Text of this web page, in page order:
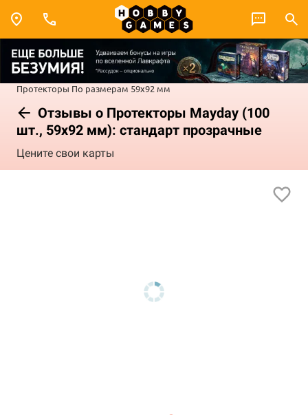
Протекторы По размерам 59x92 мм
Отзывы о Протекторы Mayday (100
шт., 59x92 мм): стандарт прозрачные
Цените свои карты